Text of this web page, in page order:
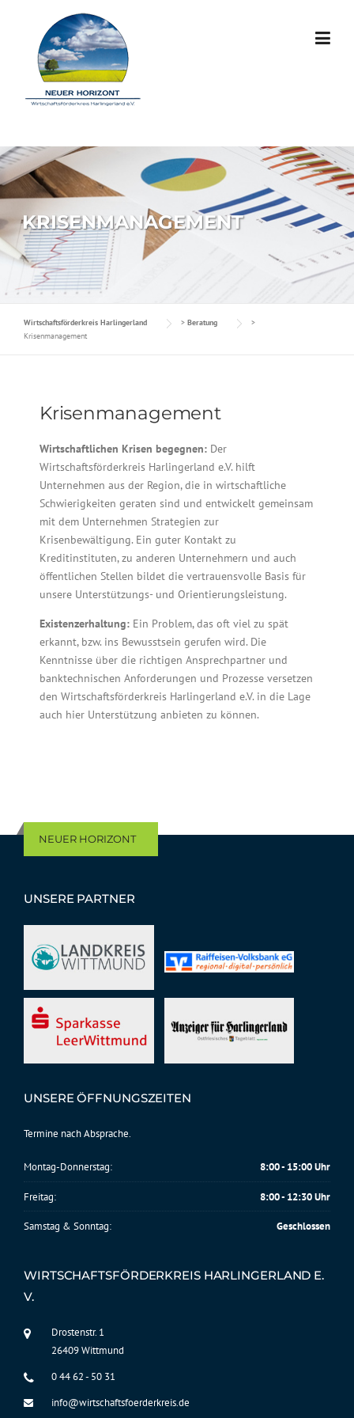
KRISENMANAGEMENT
Wirtschaftsförderkreis Harlingerland > Beratung
>
Krisenmanagement
Krisenmanagement
Wirtschaftlichen Krisen begegnen: Der
Wirtschaftsförderkreis Harlingerland e.V. hilft
Unternehmen aus der Region, die in wirtschaftliche
Schwierigkeiten geraten sind und entwickelt gemeinsam
mit dem Unternehmen Strategien zur
Krisenbewältigung. Ein guter Kontakt zu
Kreditinstituten, zu anderen Unternehmern und auch
öffentlichen Stellen bildet die vertrauensvolle Basis für
unsere Unterstützungs- und Orientierungsleistung.
Existenzerhaltung: Ein Problem, das oft viel zu spät
erkannt, bzw. ins Bewusstsein gerufen wird. Die
Kenntnisse über die richtigen Ansprechpartner und
banktechnischen Anforderungen und Prozesse versetzen
den Wirtschaftsförderkreis Harlingerland e.V. in die Lage
auch hier Unterstützung anbieten zu können.
NEUER HORIZONT
UNSERE PARTNER
UNSERE ÖFFNUNGSZEITEN
Termine nach Absprache.
Montag-Donnerstag: 8:00 - 15:00 Uhr
Freitag: 8:00 - 12:30 Uhr
Samstag & Sonntag: Geschlossen
WIRTSCHAFTSFÖRDERKREIS HARLINGERLAND E.
V.
Drostenstr. 1
26409 Wittmund
0 44 62 - 50 31
info@wirtschaftsfoerderkreis.de